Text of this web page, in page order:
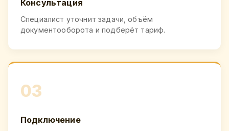
Консультация
Специалист уточнит задачи, объём
документооборота и подберёт тариф.
03
Подключение